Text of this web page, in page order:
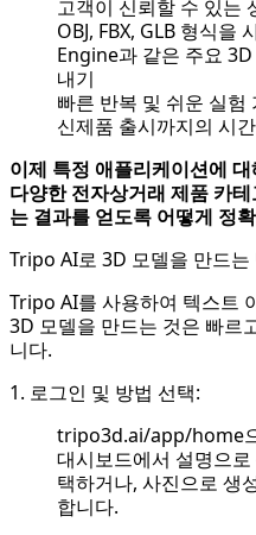
고객이 신뢰할 수 있는
OBJ, FBX, GLB 형식
Engine과 같은 주요
내기
빠른 반복 및 쉬운 실험
신제품 출시까지의 시
이제 특정 애플리케이션에
다양한 전자상거래 제품 카
는 결과를 얻도록 어떻게 정
Tripo AI로 3D 모델을 만드
Tripo AI를 사용하여 텍스트
3D 모델을 만드는 것은 빠르
니다.
1. 로그인 및 방법 선택:
tripo3d.ai/app/home
대시보드에서 설명으
택하거나, 사진으로 생
합니다.